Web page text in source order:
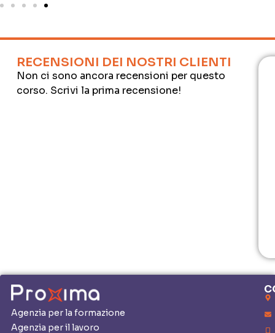
RECENSIONI DEI NOSTRI CLIENTI
Non ci sono ancora recensioni per questo
corso. Scrivi la prima recensione!
Agenzia per la formazione
Agenzia per il lavoro